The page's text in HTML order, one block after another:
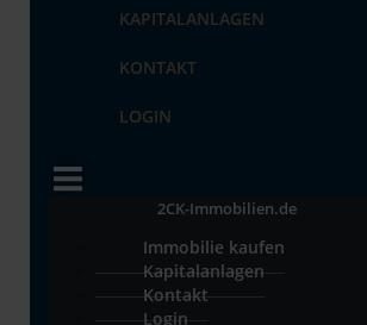
KAPITALANLAGEN
KONTAKT
LOGIN
2CK-Immobilien.de
Immobilie kaufen
Kapitalanlagen
Kontakt
Login